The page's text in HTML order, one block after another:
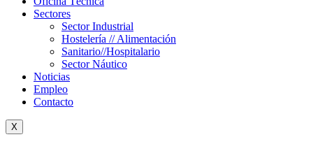
Sectores
Sector Industrial
Hostelería // Alimentación
Sanitario//Hospitalario
Sector Náutico
Noticias
Empleo
Contacto
X